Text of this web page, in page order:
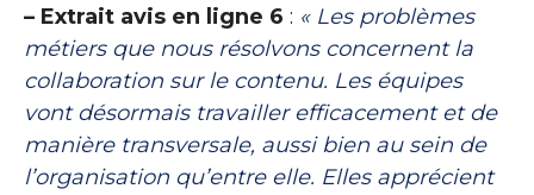
– Extrait avis en ligne 6 : « Les problèmes
métiers que nous résolvons concernent la
collaboration sur le contenu. Les équipes
vont désormais travailler efficacement et de
manière transversale, aussi bien au sein de
l’organisation qu’entre elle. Elles apprécient